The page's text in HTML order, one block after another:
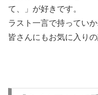
て、」が好きです。
ラスト一言で持っていか
皆さんにもお気に入り